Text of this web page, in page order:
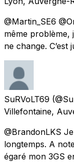
@Martin_SE6
même problème,
ne change. C’est
SuRVoLT69
Villefontaine,
@BrandonLKS
longtemps. A
égaré mon 3GS